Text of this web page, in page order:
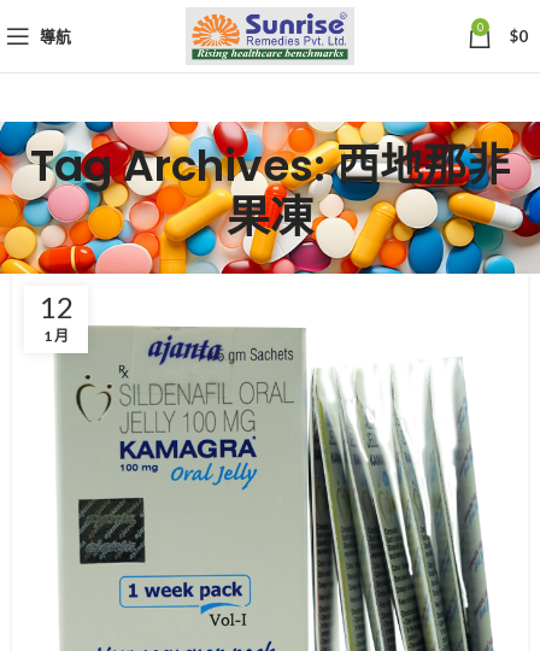
導航 0 $0
Tag Archives: 西地那非
果凍
12
1 月